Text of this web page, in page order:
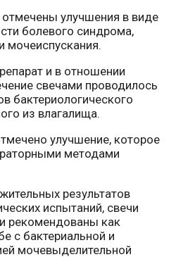
улучшения в виде
болевого синдрома,
мочеиспускания.
и в отношении
свечами проводилось
бактериологического
из влагалища.
улучшение, которое
методами
результатов
испытаний, свечи
рекомендованы как
с бактериальной и
мочевыделительной